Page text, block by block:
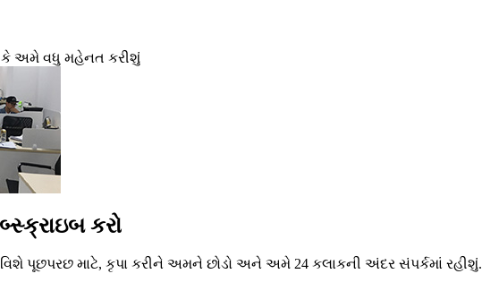
અમે વધુ મહેનત કરીશું
કરો
પૂછપરછ માટે, કૃપા કરીને અમને છોડો અને અમે 24 કલાકની અંદર સંપર્કમાં રહીશું.